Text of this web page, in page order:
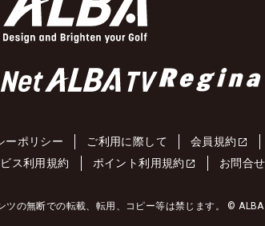
ーポリシー ご利用に際して 会員規約
ス利用規約 ポイント利用規約 お問合せ
ツの無断での転載、転用、コピー等は禁じます。 ©